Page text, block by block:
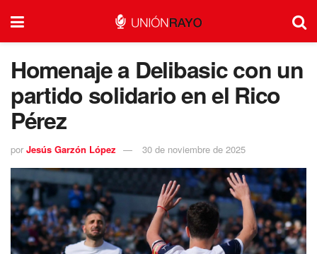
Homenaje a Delibasic con un
partido solidario en el Rico
Pérez
por Jesús Garzón López 30 de noviembre de 2025